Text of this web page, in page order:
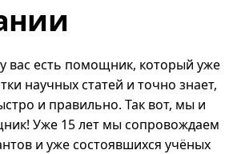
вас есть помощник, который уже
научных статей и точно знает,
и правильно. Так вот, мы и
Уже 15 лет мы сопровождаем
и уже состоявшихся учёных